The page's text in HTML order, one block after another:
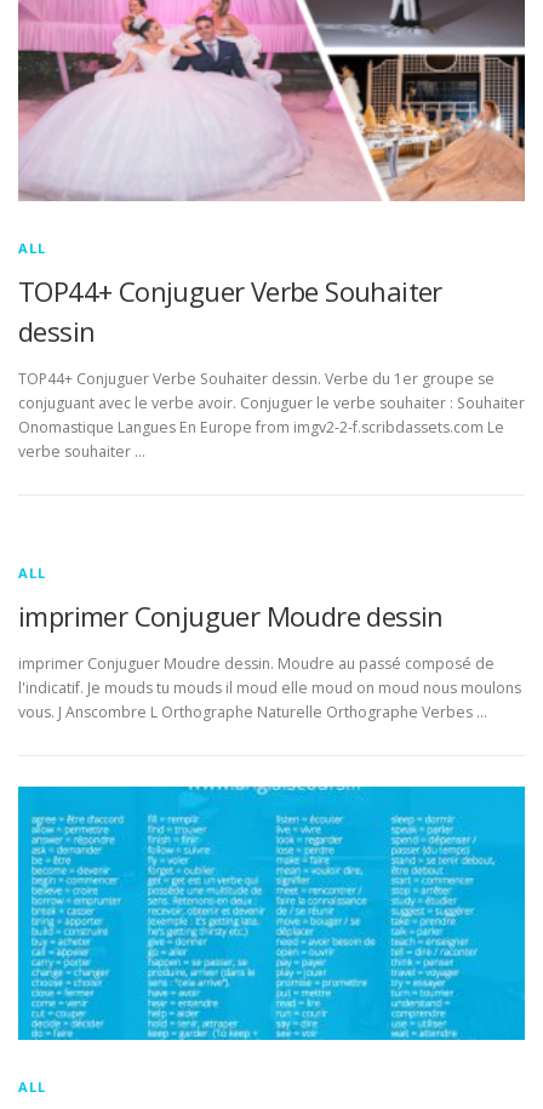
ALL
TOP44+ Conjuguer Verbe Souhaiter
dessin
TOP44+ Conjuguer Verbe Souhaiter dessin. Verbe du 1er groupe se
conjuguant avec le verbe avoir. Conjuguer le verbe souhaiter : Souhaiter
Onomastique Langues En Europe from imgv2-2-f.scribdassets.com Le
verbe souhaiter …
ALL
imprimer Conjuguer Moudre dessin
imprimer Conjuguer Moudre dessin. Moudre au passé composé de
l'indicatif. Je mouds tu mouds il moud elle moud on moud nous moulons
vous. J Anscombre L Orthographe Naturelle Orthographe Verbes …
ALL